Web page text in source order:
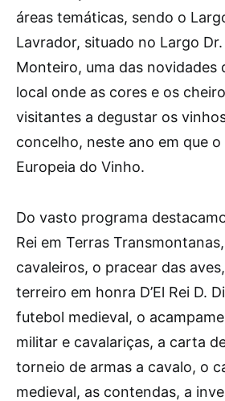
áreas temáticas, sendo o
Lavrador, situado no Largo
Monteiro, uma das novidades
local onde as cores e os
visitantes a degustar os
concelho, neste ano em que
Europeia do Vinho.
Do vasto programa
Rei em Terras
cavaleiros, o pracear das
terreiro em honra D’El Rei D.
futebol medieval, o
militar e cavalariças, a carta
torneio de armas a cavalo, o
medieval, as contendas, a